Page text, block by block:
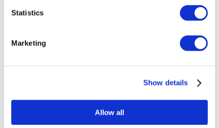
Statistics
Marketing
Show details
Allow all
Концерти